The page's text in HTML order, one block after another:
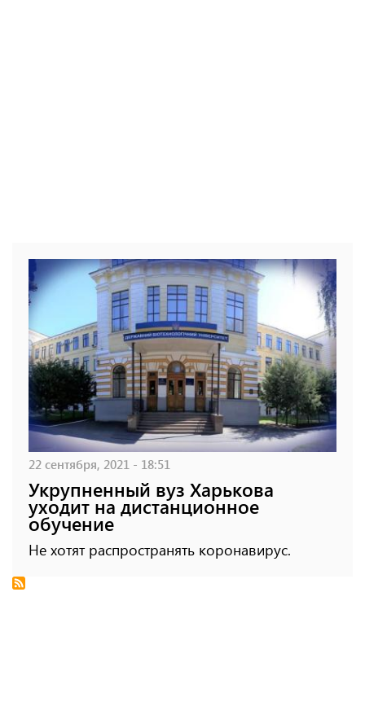
22 сентября, 2021 - 18:51
Укрупненный вуз Харькова
уходит на дистанционное
обучение
Не хотят распространять коронавирус.